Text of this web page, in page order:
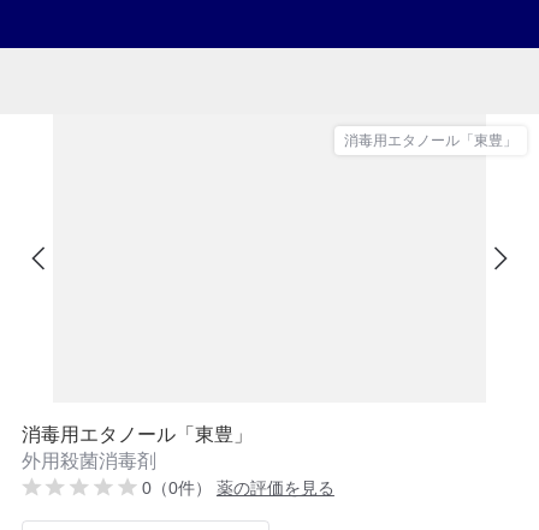
消毒用エタノール「東豊」
消毒用エタノール「東豊」
外用殺菌消毒剤
0（0件） 薬の評価を見る